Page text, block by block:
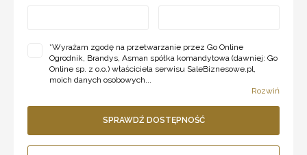
*Wyrażam zgodę na przetwarzanie przez Go Online
Ogrodnik, Brandys, Asman spółka komandytowa (dawniej: Go
Online sp. z o.o.) właściciela serwisu SaleBiznesowe.pl,
moich danych osobowych...
Rozwiń
SPRAWDŹ DOSTĘPNOŚĆ